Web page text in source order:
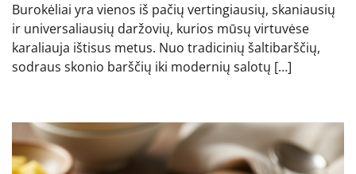
Burokėliai yra vienos iš pačių vertingiausių, skaniausių
ir universaliausių daržovių, kurios mūsų virtuvėse
karaliauja ištisus metus. Nuo tradicinių šaltibarščių,
sodraus skonio barščių iki modernių salotų […]